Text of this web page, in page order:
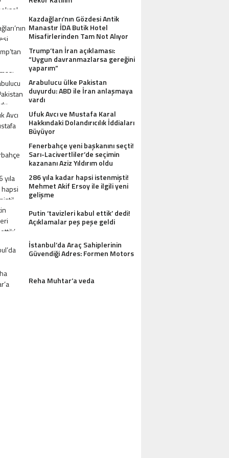
GÖZDESI ANTIK
MISAFIRLERINDEN TAM NOT
Kazdağları’nın Gözdesi Antik
Manastır İDA Butik Hotel
Misafirlerinden Tam Not Alıyor
Trump’tan İran açıklaması:
“Uygun davranmazlarsa gereğini
yaparım”
Arabulucu ülke Pakistan
duyurdu: ABD ile İran anlaşmaya
vardı
Ufuk Avcı ve Mustafa Karal
Hakkındaki Dolandırıcılık İddiaları
Büyüyor
Fenerbahçe yeni başkanını seçti!
Sarı-Lacivertliler’de seçimin
kazananı Aziz Yıldırım oldu
286 yıla kadar hapsi istenmişti!
Mehmet Akif Ersoy ile ilgili yeni
gelişme
Putin ‘tavizleri kabul ettik’ dedi!
Açıklamalar peş peşe geldi
İstanbul’da Araç Sahiplerinin
Güvendiği Adres: Formen Motors
Reha Muhtar’a veda